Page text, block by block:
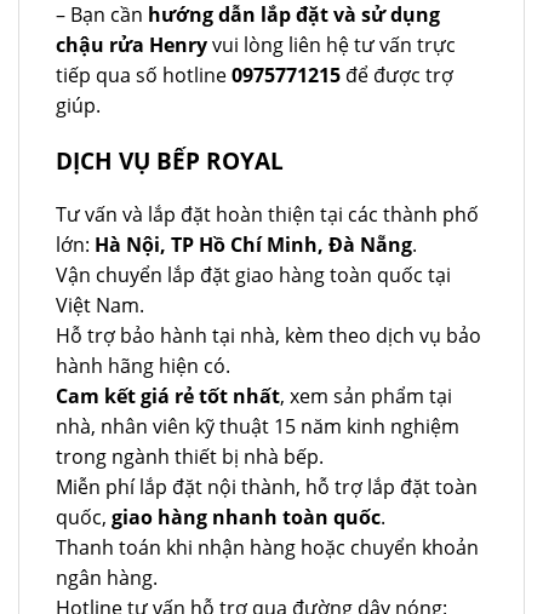
– Bạn cần hướng dẫn lắp đặt và sử dụng
chậu rửa Henryvui lòng liên hệ tư vấn trực
tiếp qua số hotline0975771215 để được trợ
giúp.
DỊCH VỤ BẾP ROYAL
Tư vấn và lắp đặt hoàn thiện tại các thành phố
lớn: Hà Nội, TP Hồ Chí Minh, Đà Nẵng.
Vận chuyển lắp đặt giao hàng toàn quốc tại
Việt Nam.
Hỗ trợ bảo hành tại nhà, kèm theo dịch vụ bảo
hành hãng hiện có.
Cam kết giá rẻ tốt nhất, xem sản phẩm tại
nhà, nhân viên kỹ thuật 15 năm kinh nghiệm
trong ngành thiết bị nhà bếp.
Miễn phí lắp đặt nội thành, hỗ trợ lắp đặt toàn
quốc, giao hàng nhanh toàn quốc.
Thanh toán khi nhận hàng hoặc chuyển khoản
ngân hàng.
Hotline tư vấn hỗ trợ qua đường dây nóng: